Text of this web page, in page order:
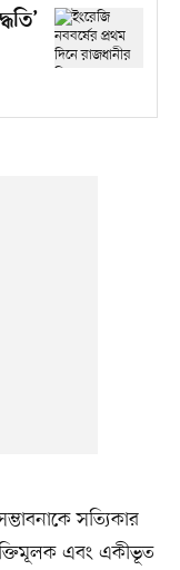
সত্যিকার
এবং একীভূত